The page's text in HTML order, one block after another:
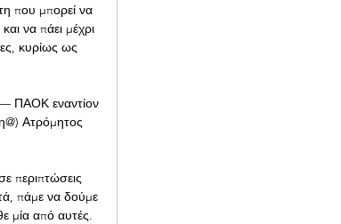
που μπορεί να
να πάει μέχρι
κυρίως ως
ΠΑΟΚ εναντίον
Ατρόμητος
περιπτώσεις
πάμε να δούμε
μία από αυτές.